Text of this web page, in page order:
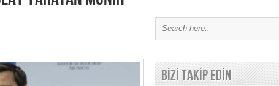
BİZİ TAKİP EDİN